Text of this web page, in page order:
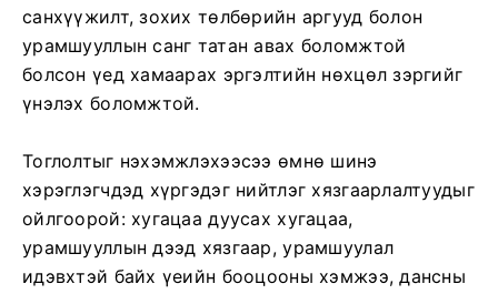
санхүүжилт, зохих төлбөрийн аргууд болон
урамшууллын санг татан авах боломжтой
болсон үед хамаарах эргэлтийн нөхцөл зэргийг
үнэлэх боломжтой.
Тоглолтыг нэхэмжлэхээсээ өмнө шинэ
хэрэглэгчдэд хүргэдэг нийтлэг хязгаарлалтуудыг
ойлгоорой: хугацаа дуусах хугацаа,
урамшууллын дээд хязгаар, урамшуулал
идэвхтэй байх үеийн бооцооны хэмжээ, дансны